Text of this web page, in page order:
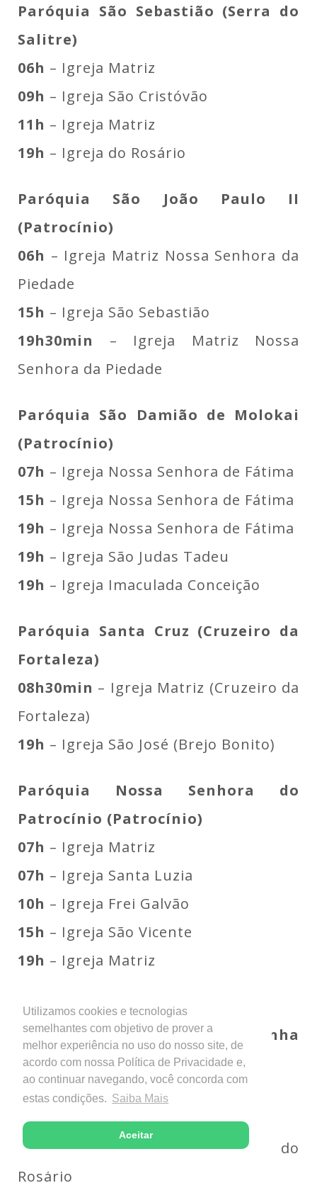
Utilizamos cookies e tecnologias
semelhantes com objetivo de prover a
melhor experiência no uso do nosso site, de
acordo com nossa Política de Privacidade e,
ao continuar navegando, você concorda com
estas condições. Saiba Mais
Aceitar
Paróquia São Sebastião (Serra do
Salitre)
06h – Igreja Matriz
09h – Igreja São Cristóvão
11h – Igreja Matriz
19h – Igreja do Rosário
Paróquia São João Paulo II
(Patrocínio)
06h – Igreja Matriz Nossa Senhora da
Piedade
15h – Igreja São Sebastião
19h30min
– Igreja Matriz Nossa
Senhora da Piedade
Paróquia São Damião de Molokai
(Patrocínio)
07h – Igreja Nossa Senhora de Fátima
15h – Igreja Nossa Senhora de Fátima
19h – Igreja Nossa Senhora de Fátima
19h – Igreja São Judas Tadeu
19h – Igreja Imaculada Conceição
Paróquia Santa Cruz (Cruzeiro da
Fortaleza)
08h30min – Igreja Matriz (Cruzeiro da
Fortaleza)
19h – Igreja São José (Brejo Bonito)
Paróquia Nossa Senhora do
Patrocínio (Patrocínio)
07h – Igreja Matriz
07h – Igreja Santa Luzia
10h – Igreja Frei Galvão
15h – Igreja São Vicente
19h – Igreja Matriz
Paróquia Santa Terezinha
(Patrocínio)
07h– Igreja São Francisco
19h– Igreja Santa Terezinha
19h– Igreja Nossa Senhora do
Rosário